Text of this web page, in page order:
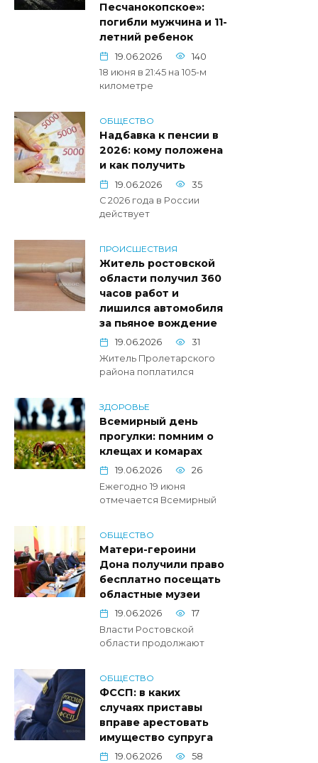
Песчанокопское»:
погибли мужчина и 11-
летний ребенок
19.06.2026
140
18 июня в 21:45 на 105-м
километре
ОБЩЕСТВО
Надбавка к пенсии в
2026: кому положена
и как получить
19.06.2026
35
С 2026 года в России
действует
ПРОИСШЕСТВИЯ
Житель ростовской
области получил 360
часов работ и
лишился автомобиля
за пьяное вождение
19.06.2026
31
Житель Пролетарского
района поплатился
ЗДОРОВЬЕ
Всемирный день
прогулки: помним о
клещах и комарах
19.06.2026
26
Ежегодно 19 июня
отмечается Всемирный
ОБЩЕСТВО
Матери-героини
Дона получили право
бесплатно посещать
областные музеи
19.06.2026
17
Власти Ростовской
области продолжают
ОБЩЕСТВО
ФССП: в каких
случаях приставы
вправе арестовать
имущество супруга
19.06.2026
58